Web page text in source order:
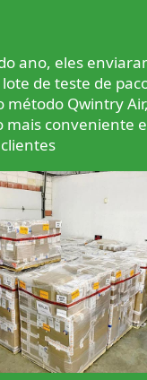
ano, eles
de teste de
método Qwintry
mais conveniente